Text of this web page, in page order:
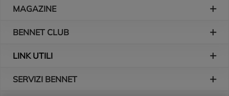
MAGAZINE
BENNET CLUB
LINK UTILI
SERVIZI BENNET